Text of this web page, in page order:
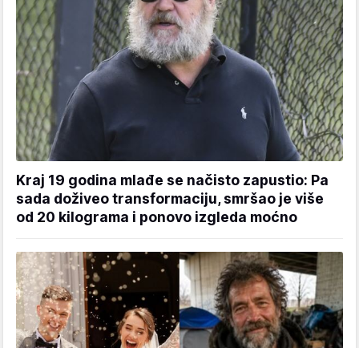
Kraj 19 godina mlađe se načisto zapustio: Pa
sada doživeo transformaciju, smršao je više
od 20 kilograma i ponovo izgleda moćno